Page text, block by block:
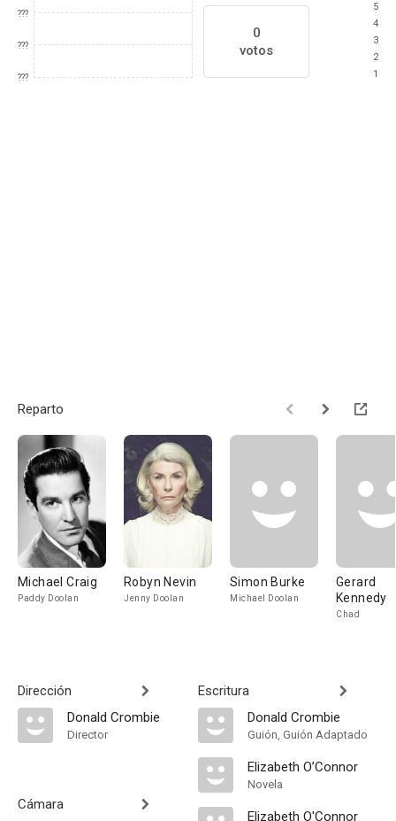
???
???
???
0
votos
5
4
3
2
1
Reparto
Michael Craig
Paddy Doolan
Robyn Nevin
Jenny Doolan
Simon Burke
Michael Doolan
Gerard
Kennedy
Chad
Dirección
Donald Crombie
Director
Cámara
Escritura
Donald Crombie
Guión, Guión Adaptado
Elizabeth O’Connor
Novela
Elizabeth O'Connor